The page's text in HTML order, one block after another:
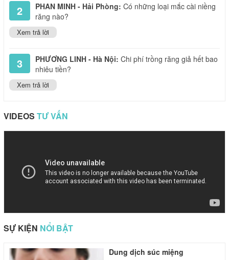
2 PHAN MINH - Hải Phòng: Có những loại mắc cài niềng
răng nào?
Xem trả lời
3 PHƯƠNG LINH - Hà Nội: Chi phí trồng răng giả hết bao
nhiêu tiền?
Xem trả lời
VIDEOS TƯ VẤN
SỰ KIỆN NỔI BẬT
Dung dịch súc miệng